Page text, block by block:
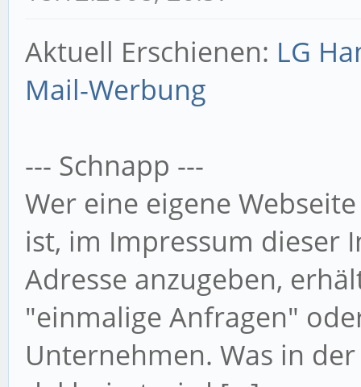
Aktuell Erschienen: LG
Mail-Werbung
--- Schnapp ---
Wer eine eigene
ist, im Impressum dieser
Adresse anzugeben,
"einmalige Anfragen"
Unternehmen. Was in